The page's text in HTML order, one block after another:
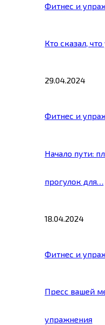
Фитнес и
Кто сказал,
29.04.2024
Фитнес и
Начало пути:
прогулок для…
18.04.2024
Фитнес и
Пресс вашей
упражнения